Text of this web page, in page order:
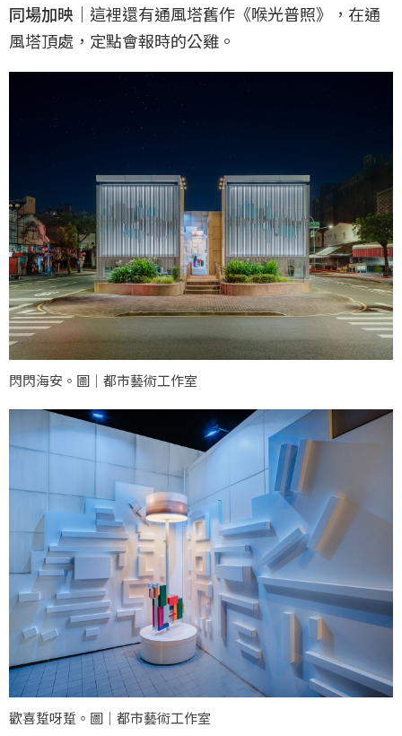
同場加映｜ 這裡還有通風塔舊作《喉光普照》，在通
風塔頂處，定點會報時的公雞。
閃閃海安。圖｜都市藝術工作室
歡喜踅呀踅。圖｜都市藝術工作室